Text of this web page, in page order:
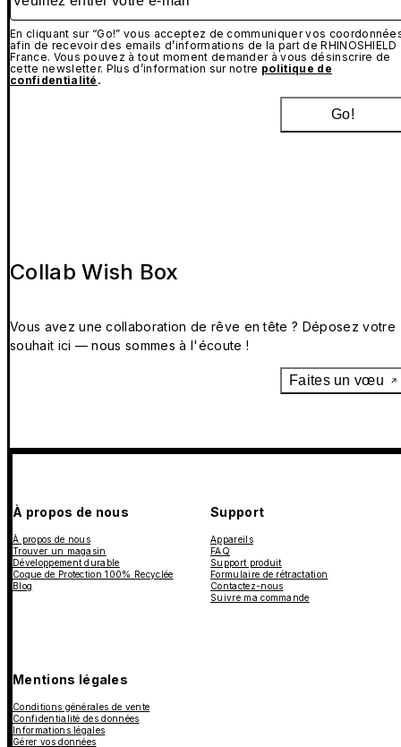
En cliquant sur “Go!” vous acceptez de communiquer vos
afin de recevoir des emails d’informations de la part de RHINOSHIELD
France. Vous pouvez à tout moment demander à vous désinscrire de
cette newsletter. Plus d’information sur notre politique de
confidentialité .
Go!
Collab Wish Box
Vous avez une collaboration de rêve en tête ? Déposez votre
souhait ici — nous sommes à l'écoute !
Faites un vœu
À propos de nous
À propos de nous
Trouver un magasin
Développement durable
Coque de Protection 100% Recyclée
Blog
Support
Appareils
FAQ
Support produit
Formulaire de rétractation
Contactez-nous
Suivre ma commande
Mentions légales
Conditions générales de vente
Confidentialité des données
Informations légales
Gérer vos données